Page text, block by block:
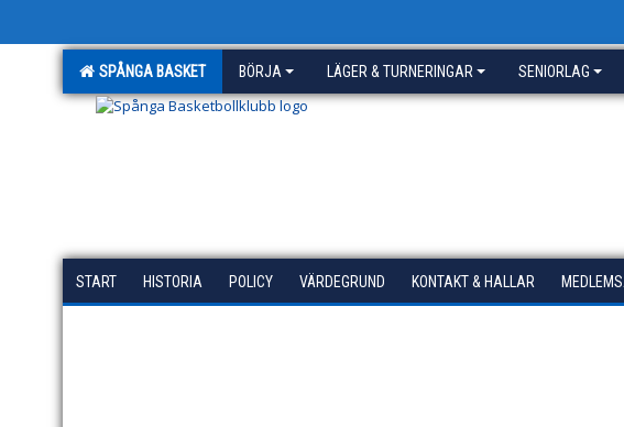
SPÅNGA BASKET BÖRJA LÄGER & TURNERINGAR SENIORLAG
START HISTORIA POLICY VÄRDEGRUND KONTAKT & HALLAR